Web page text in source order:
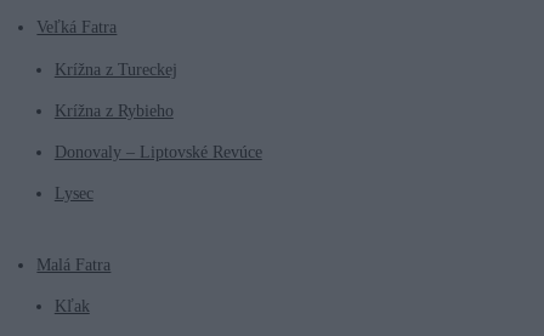
Veľká Fatra
Krížna z Tureckej
Krížna z Rybieho
Donovaly – Liptovské Revúce
Lysec
Malá Fatra
Kľak